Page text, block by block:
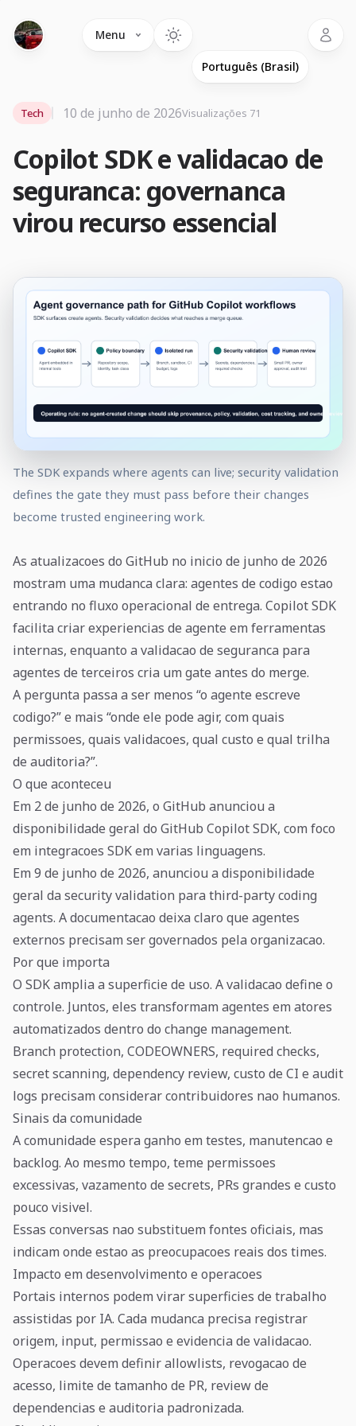
Menu
Copilot SDK e validacao de
seguranca: governanca
virou recurso essencial
Tech 10 de junho de 2026Visualizações 71
The SDK expands where agents can live; security validation
defines the gate they must pass before their changes
become trusted engineering work.
As atualizacoes do GitHub no inicio de junho de 2026
mostram uma mudanca clara: agentes de codigo estao
entrando no fluxo operacional de entrega. Copilot SDK
facilita criar experiencias de agente em ferramentas
internas, enquanto a validacao de seguranca para
agentes de terceiros cria um gate antes do merge.
A pergunta passa a ser menos “o agente escreve
codigo?” e mais “onde ele pode agir, com quais
permissoes, quais validacoes, qual custo e qual trilha
de auditoria?”.
O que aconteceu
Em 2 de junho de 2026, o GitHub anunciou a
disponibilidade geral do GitHub Copilot SDK, com foco
em integracoes SDK em varias linguagens.
Em 9 de junho de 2026, anunciou a disponibilidade
geral da security validation para third-party coding
agents. A documentacao deixa claro que agentes
externos precisam ser governados pela organizacao.
Por que importa
O SDK amplia a superficie de uso. A validacao define o
controle. Juntos, eles transformam agentes em atores
automatizados dentro do change management.
Branch protection, CODEOWNERS, required checks,
secret scanning, dependency review, custo de CI e audit
logs precisam considerar contribuidores nao humanos.
Sinais da comunidade
A comunidade espera ganho em testes, manutencao e
backlog. Ao mesmo tempo, teme permissoes
excessivas, vazamento de secrets, PRs grandes e custo
pouco visivel.
Essas conversas nao substituem fontes oficiais, mas
indicam onde estao as preocupacoes reais dos times.
Impacto em desenvolvimento e operacoes
Portais internos podem virar superficies de trabalho
assistidas por IA. Cada mudanca precisa registrar
origem, input, permissao e evidencia de validacao.
Operacoes devem definir allowlists, revogacao de
acesso, limite de tamanho de PR, review de
dependencias e auditoria padronizada.